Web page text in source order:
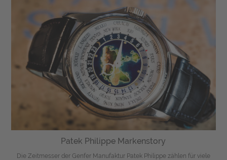
Patek Philippe Markenstory
Die Zeitmesser der Genfer Manufaktur Patek Philippe zählen für viele